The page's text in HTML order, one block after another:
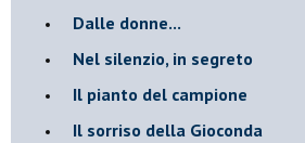
Dalle donne...
Nel silenzio, in segreto
Il pianto del campione
Il sorriso della Gioconda